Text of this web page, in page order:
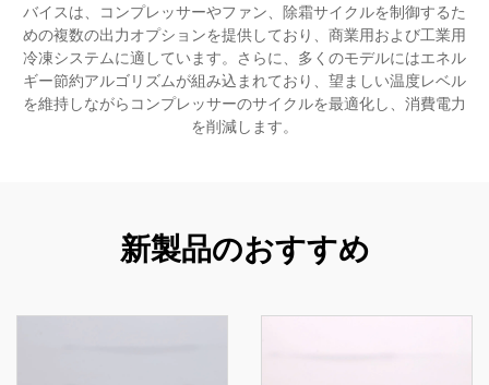
バイスは、コンプレッサーやファン、除霜サイクルを制御するた
めの複数の出力オプションを提供しており、商業用および工業用
冷凍システムに適しています。さらに、多くのモデルにはエネル
ギー節約アルゴリズムが組み込まれており、望ましい温度レベル
を維持しながらコンプレッサーのサイクルを最適化し、消費電力
を削減します。
新製品のおすすめ